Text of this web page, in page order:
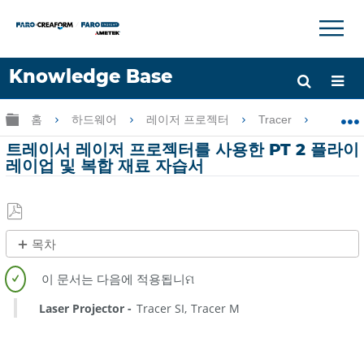
Knowledge Base
언어
도움 받기 로그인
×
글로벌 계층 확장/축소
홈 하드웨어 레이저 프로젝터 Tracer 트
트레이서 레이저 프로젝터를 사용한 PT 2 플라이
레이업 및 복합 재료 자습서
PDF
로
저
장
목차
제
목
없
음
Laser Projector Tracer SI Tracer M